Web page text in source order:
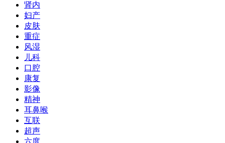
肾内
妇产
皮肤
重症
风湿
儿科
口腔
康复
影像
精神
耳鼻喉
互联
超声
六度